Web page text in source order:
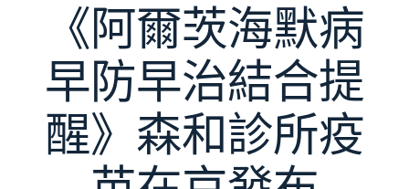
《阿爾茨海默病
早防早治結合提
醒》森和診所疫